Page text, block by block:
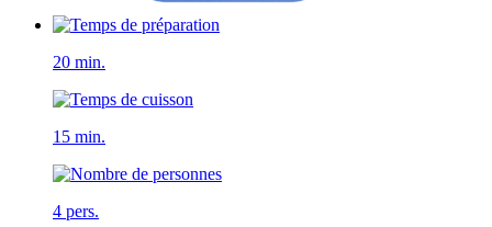
20 min.
15 min.
4 pers.